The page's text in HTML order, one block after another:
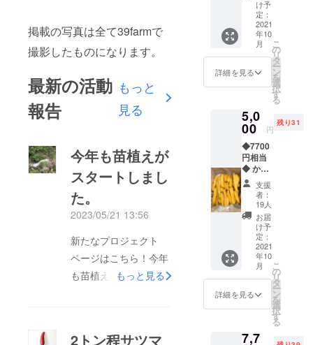
掲載の写真は全て39farmで
撮影したものになります。
最新の活動
報告
もっと
見る
今年も苗植えが
スタートしまし
た。
2023/05/21 13:56
新たなプロジェクト
ページはこちら！今年
も苗植えをスタートす
もっと見る
2トン程サツマ
縄離島
除く
るか）
を５キ
ロ送付
させて
いただ
きま
す。 ※
送料込
縄離島
除く
け予
定：
2021
年10
月
詳細を見る
こ
の
リ
タ
ー
ン
を
選
択
す
る
5,0
00 円
残り31
◆7700
円相当
◆ かん
そう芋
(300g)
支援
者：
19人
お届
け予
定：
2021
年10
月
詳細を見る
こ
の
リ
タ
ー
ン
を
選
択
す
る
7,7